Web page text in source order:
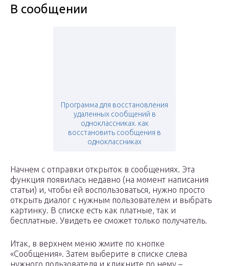
В сообщении
Программа для восстановления
удаленных сообщений в
одноклассниках. как
восстановить сообщения в
одноклассниках
Начнем с отправки открыток в сообщениях. Эта
функция появилась недавно (на момент написания
статьи) и, чтобы ей воспользоваться, нужно просто
открыть диалог с нужным пользователем и выбрать
картинку. В списке есть как платные, так и
бесплатные. Увидеть ее сможет только получатель.
Итак, в верхнем меню жмите по кнопке
«Сообщения». Затем выберите в списке слева
нужного пользователя и кликните по нему –